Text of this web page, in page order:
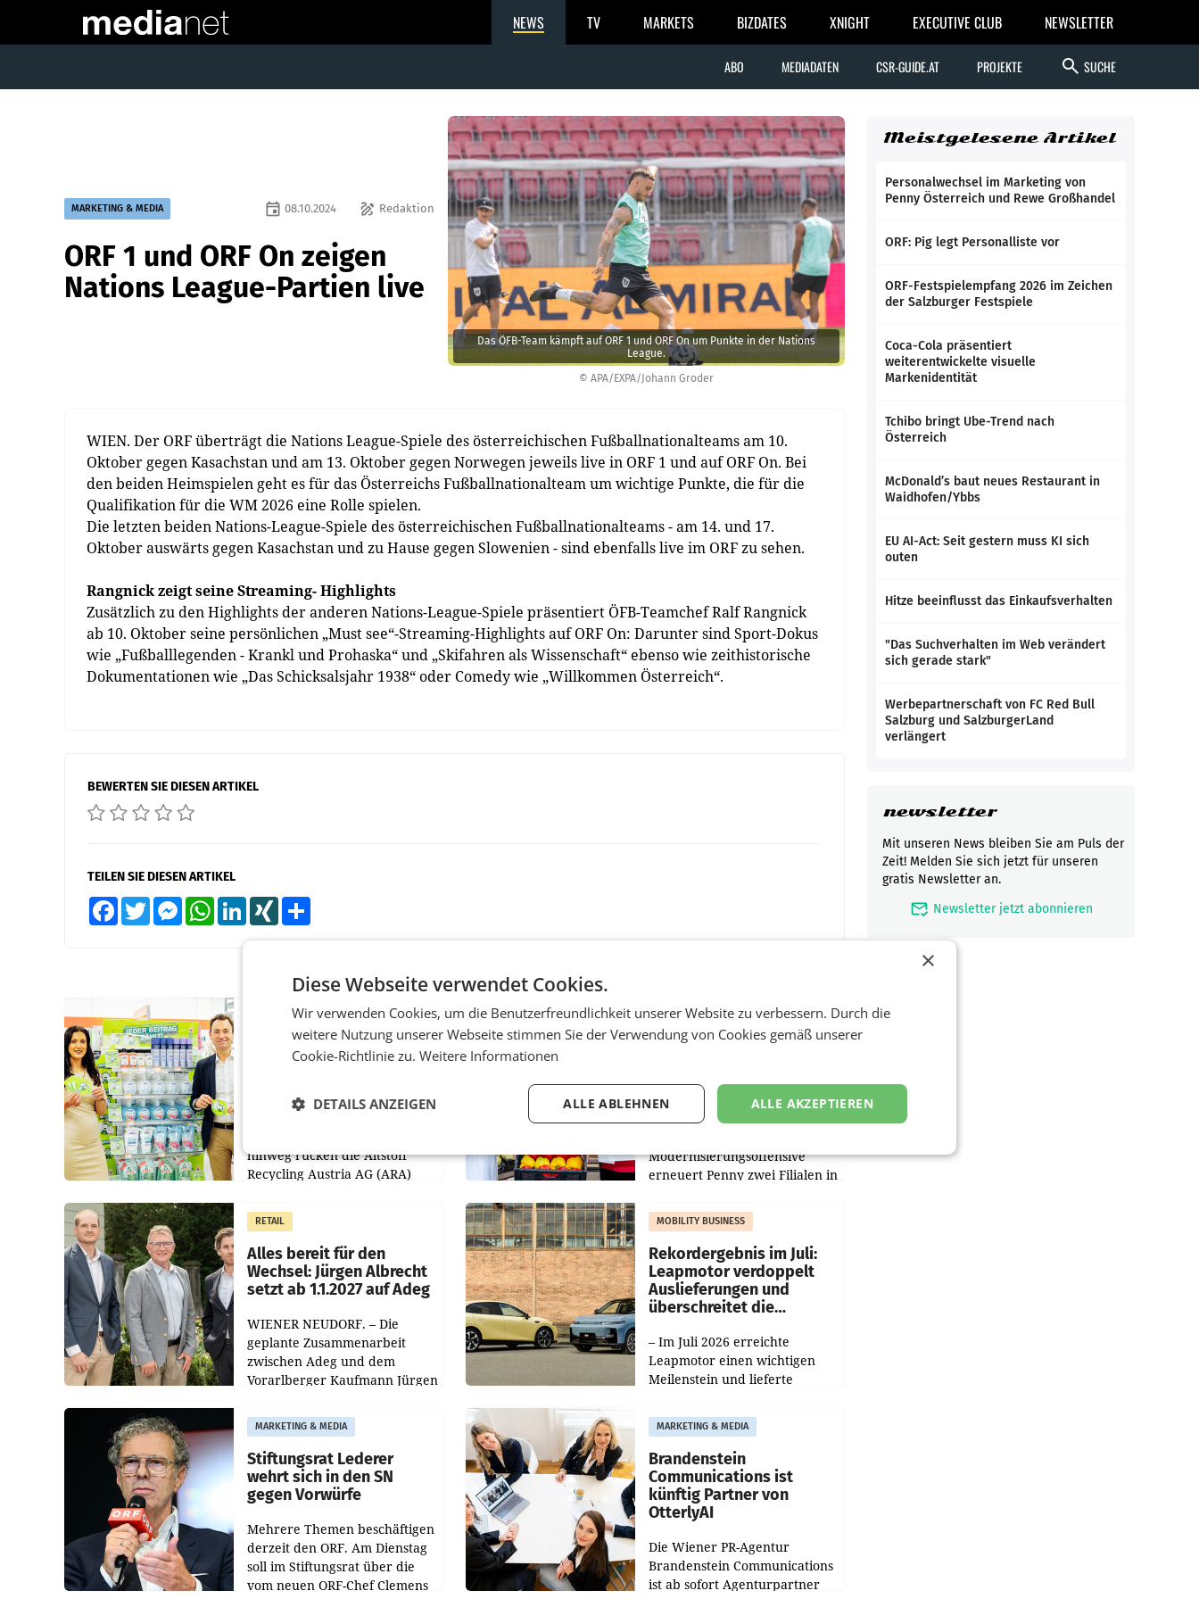
NEWS TV MARKETS BIZDATES XNIGHT EXECUTIVE CLUB NEWSLETTER
ABO MEDIADATEN CSR-GUIDE.AT PROJEKTE search SUCHE
© APA/EXPA/Johann Groder
Das ÖFB-Team kämpft auf ORF 1 und ORF On um Punkte in der Nations
League.
MARKETING & MEDIA draw Redaktion
event 08.10.2024
ORF 1 und ORF On zeigen
Nations League-Partien live
WIEN. Der ORF überträgt die Nations League-Spiele des österreichischen Fußballnationalteams am 10.
Oktober gegen Kasachstan und am 13. Oktober gegen Norwegen jeweils live in ORF 1 und auf ORF On. Bei
den beiden Heimspielen geht es für das Österreichs Fußballnationalteam um wichtige Punkte, die für die
Qualifikation für die WM 2026 eine Rolle spielen.
Die letzten beiden Nations-League-Spiele des österreichischen Fußballnationalteams - am 14. und 17.
Oktober auswärts gegen Kasachstan und zu Hause gegen Slowenien - sind ebenfalls live im ORF zu sehen.
Rangnick zeigt seine Streaming- Highlights
Zusätzlich zu den Highlights der anderen Nations-League-Spiele präsentiert ÖFB-Teamchef Ralf Rangnick
ab 10. Oktober seine persönlichen „Must see“-Streaming-Highlights auf ORF On: Darunter sind Sport-Dokus
wie „Fußballlegenden - Krankl und Prohaska“ und „Skifahren als Wissenschaft“ ebenso wie zeithistorische
Dokumentationen wie „Das Schicksalsjahr 1938“ oder Comedy wie „Willkommen Österreich“.
BEWERTEN SIE DIESEN ARTIKEL
TEILEN SIE DIESEN ARTIKEL
FacebookTwitter MessengerWhatsAppLinkedInXING
Eine Bühne für
Zirkularität: ARA und
POS über
hinweg rücken die Altstoff
Recycling Austria AG (ARA)
Müller die Initiative „Kreislauf-
Helden“ in allen
österreichischen Müller-Filialen
RETAIL
Penny modernisiert zwei
Niederösterreich
WIENER NEUDORF. – Im
Modernisierungsoffensive
erneuert Penny zwei Filialen in
Die beiden Standorte liegen in
Haag sowie im rund
RETAIL
Alles bereit für den
Wechsel: Jürgen Albrecht
setzt ab 1.1.2027 auf Adeg
WIENER NEUDORF. – Die
geplante Zusammenarbeit
zwischen Adeg und dem
Vorarlberger Kaufmann Jürgen
freigegeben: Die
Bundeswettbewerbsbehörde
und der Bundeskartellanwalt
MOBILITY BUSINESS
Rekordergebnis im Juli:
Leapmotor verdoppelt
Auslieferungen und
überschreitet die
– Im Juli 2026 erreichte
Leapmotor einen wichtigen
Meilenstein und lieferte
aus, womit sich das Ergebnis
gegenüber Juli 2025 mehr als
verdoppelte (+102
MARKETING & MEDIA
Stiftungsrat Lederer
wehrt sich in den SN
gegen Vorwürfe
Mehrere Themen beschäftigen
derzeit den ORF. Am Dienstag
soll im Stiftungsrat über die
vom neuen ORF-Chef Clemens
MARKETING & MEDIA
Brandenstein
Communications ist
künftig Partner von
OtterlyAI
Die Wiener PR-Agentur
Brandenstein Communications
ist ab sofort Agenturpartner
Meistgelesene Artikel
Personalwechsel im Marketing von
Penny Österreich und Rewe Großhandel
ORF: Pig legt Personalliste vor
ORF-Festspielempfang 2026 im Zeichen
der Salzburger Festspiele
Coca-Cola präsentiert
weiterentwickelte visuelle
Markenidentität
Tchibo bringt Ube-Trend nach
Österreich
McDonald’s baut neues Restaurant in
Waidhofen/Ybbs
EU AI-Act: Seit gestern muss KI sich
outen
Hitze beeinflusst das Einkaufsverhalten
"Das Suchverhalten im Web verändert
sich gerade stark"
Werbepartnerschaft von FC Red Bull
Salzburg und SalzburgerLand
verlängert
newsletter
Mit unseren News bleiben Sie am Puls der
Zeit! Melden Sie sich jetzt für unseren
gratis Newsletter an.
mark_email_read Newsletter jetzt abonnieren
×
Diese Webseite verwendet Cookies.
Wir verwenden Cookies, um die Benutzerfreundlichkeit unserer Website zu verbessern. Durch die
weitere Nutzung unserer Webseite stimmen Sie der Verwendung von Cookies gemäß unserer
Cookie-Richtlinie zu. Weitere Informationen
ALLE AKZEPTIEREN
ALLE ABLEHNEN
DETAILS ANZEIGEN